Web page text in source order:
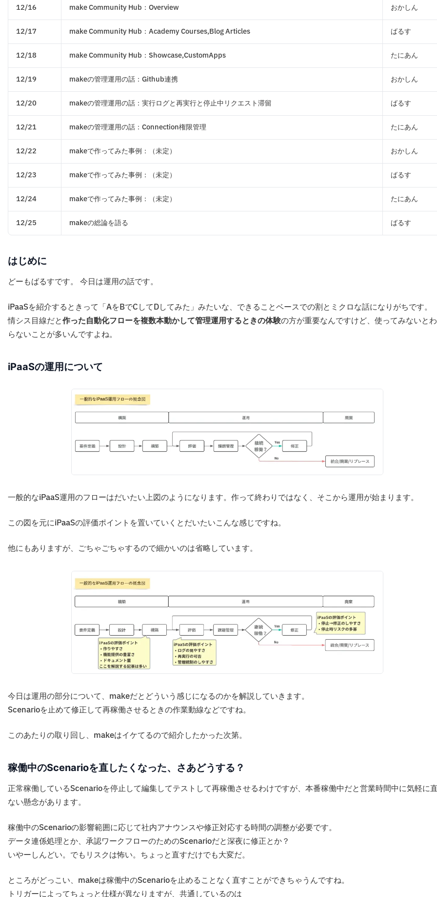
12/16 make Community Hub：Overview おかしん
12/17 make Community Hub：Academy Courses,Blog Articles ばるす
12/18 make Community Hub：Showcase,CustomApps たにあん
12/19 makeの管理運用の話：Github連携 おかしん
12/20 makeの管理運用の話：実行ログと再実行と停止中リクエスト滞留 ばるす
12/21 makeの管理運用の話：Connection権限管理 たにあん
12/22 makeで作ってみた事例：（未定） おかしん
12/23 makeで作ってみた事例：（未定） ばるす
12/24 makeで作ってみた事例：（未定） たにあん
12/25 makeの総論を語る ばるす
はじめに
どーもばるすです。 今日は運用の話です。
iPaaSを紹介するときって「AをBでCしてDしてみた」みたいな、できることベースでの割とミクロな話になりがちです。
情シス目線だと作った自動化フローを複数本動かして管理運用するときの体験の方が重要なんですけど、使ってみないと
らないことが多いんですよね。
iPaaSの運用について
一般的なiPaaS運用のフローはだいたい上図のようになります。作って終わりではなく、そこから運用が始まります。
この図を元にiPaaSの評価ポイントを置いていくとだいたいこんな感じですね。
他にもありますが、ごちゃごちゃするので細かいのは省略しています。
今日は運用の部分について、makeだとどういう感じになるのかを解説していきます。
Scenarioを止めて修正して再稼働させるときの作業動線などですね。
このあたりの取り回し、makeはイケてるので紹介したかった次第。
稼働中のScenarioを直したくなった、さあどうする？
正常稼働しているScenarioを停止して編集してテストして再稼働させるわけですが、本番稼働中だと営業時間中に気軽に
ない懸念があります。
稼働中のScenarioの影響範囲に応じて社内アナウンスや修正対応する時間の調整が必要です。
データ連係処理とか、承認ワークフローのためのScenarioだと深夜に修正とか？
いやーしんどい。でもリスクは怖い。ちょっと直すだけでも大変だ。
ところがどっこい、makeは稼働中のScenarioを止めることなく直すことができちゃうんですね。
トリガーによってちょっと仕様が異なりますが、共通しているのは